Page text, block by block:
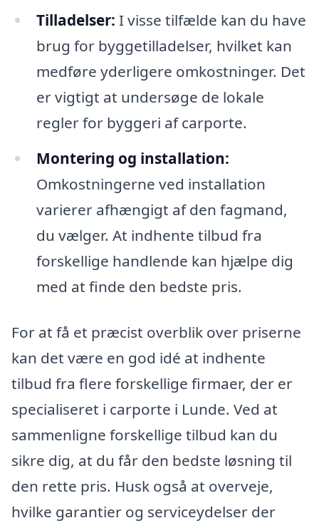
Tilladelser: I visse tilfælde kan du have
brug for byggetilladelser, hvilket kan
medføre yderligere omkostninger. Det
er vigtigt at undersøge de lokale
regler for byggeri af carporte.
Montering og installation:
Omkostningerne ved installation
varierer afhængigt af den fagmand,
du vælger. At indhente tilbud fra
forskellige handlende kan hjælpe dig
med at finde den bedste pris.
For at få et præcist overblik over priserne
kan det være en god idé at indhente
tilbud fra flere forskellige firmaer, der er
specialiseret i carporte i Lunde. Ved at
sammenligne forskellige tilbud kan du
sikre dig, at du får den bedste løsning til
den rette pris. Husk også at overveje,
hvilke garantier og serviceydelser der